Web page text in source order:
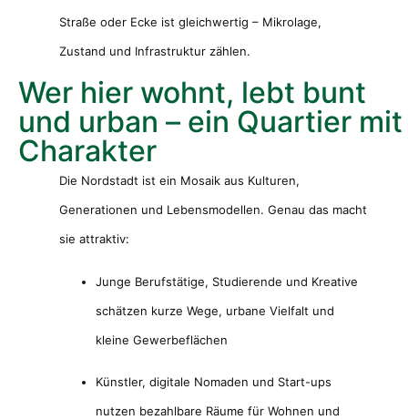
Straße oder Ecke ist gleichwertig – Mikrolage,
Zustand und Infrastruktur zählen.
Wer hier wohnt, lebt bunt
und urban – ein Quartier mit
Charakter
Die Nordstadt ist ein Mosaik aus Kulturen,
Generationen und Lebensmodellen. Genau das macht
sie attraktiv:
Junge Berufstätige, Studierende und Kreative
schätzen kurze Wege, urbane Vielfalt und
kleine Gewerbeflächen
Künstler, digitale Nomaden und Start-ups
nutzen bezahlbare Räume für Wohnen und